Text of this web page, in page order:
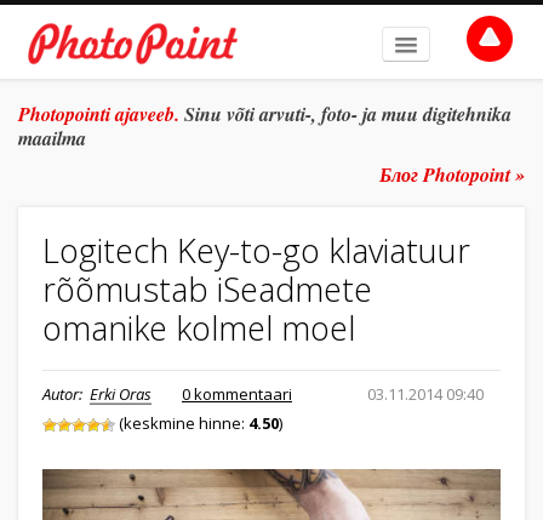
AVALEHT
SÜVITSI
ARHIIV
E-POOD
Photopointi ajaveeb. Sinu võti arvuti-, foto- ja muu digitehnika
maailma
Блог Photopoint »
Logitech Key-to-go klaviatuur
rõõmustab iSeadmete
omanike kolmel moel
Autor: Erki Oras 03.11.2014 09:40
0 kommentaari
(keskmine hinne: 4.50)